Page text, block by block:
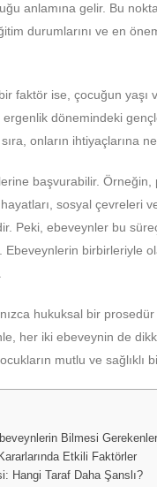
anlamına gelir. Bu
durumlarını ve en
faktör ise, çocuğun yaşı
dönemindeki
onların ihtiyaçlarına
başvurabilir.
sosyal çevreleri
Peki, ebeveynler bu
birbirleriyle
hukuksal bir
her iki ebeveynin de
mutlu ve sağlıklı
Bilmesi Gerekenler
Etkili Faktörler
Hangi Taraf Daha Şanslı?